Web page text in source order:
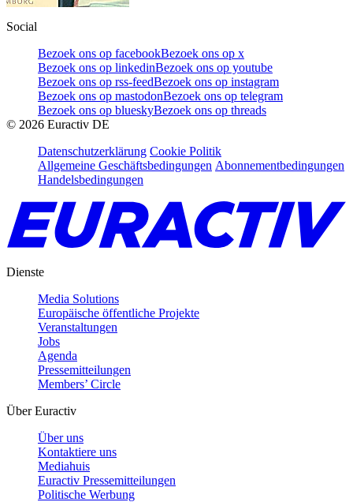
Social
Bezoek ons op facebookBezoek ons op x
Bezoek ons op linkedinBezoek ons op youtube
Bezoek ons op rss-feedBezoek ons op instagram
Bezoek ons op mastodonBezoek ons op telegram
Bezoek ons op blueskyBezoek ons op threads
© 2026 Euractiv DE
Datenschutzerklärung Cookie Politik
Allgemeine Geschäftsbedingungen Abonnementbedingungen
Handelsbedingungen
Dienste
Media Solutions
Europäische öffentliche Projekte
Veranstaltungen
Jobs
Agenda
Pressemitteilungen
Members’ Circle
Über Euractiv
Über uns
Kontaktiere uns
Mediahuis
Euractiv Pressemitteilungen
Politische Werbung